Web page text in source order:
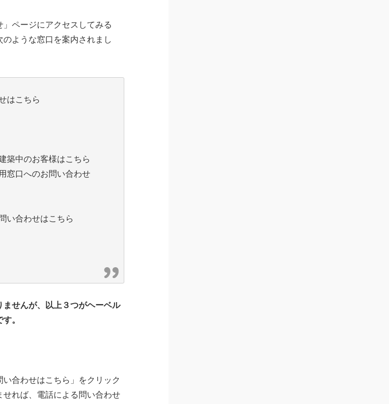
ページにアクセスしてみる
ような窓口を案内されまし
はこちら
築中のお客様はこちら
窓口へのお問い合わせ
い合わせはこちら
せんが、以上３つがヘーベル
。
合わせはこちら」をクリック
れば、電話による問い合わせ